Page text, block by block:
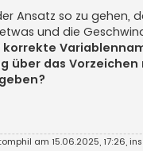
lastMotorspeed) {
= Motorspeed;
"-128"],
"0"],
"60"],
"127"]
],
Ansatz so zu
und die
korrekte
über das
am 15.06.2025, 17:26,